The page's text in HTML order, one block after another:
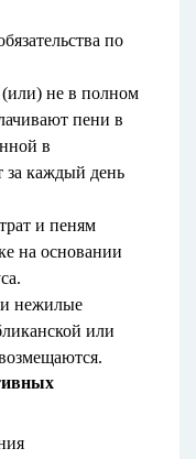
по
не в полном
пени в
в
за каждый день
и пеням
на основании
нежилые
или